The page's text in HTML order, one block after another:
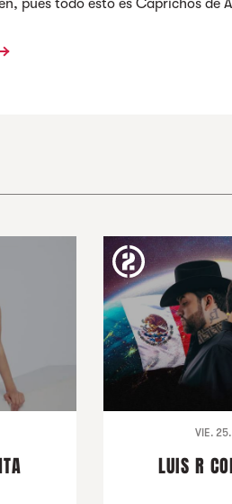
pues todo esto es Caprichos de
VIE.
LUIS R